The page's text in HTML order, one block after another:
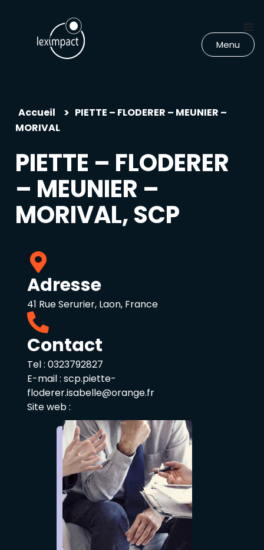
Menu
Accueil > PIETTE – FLODERER – MEUNIER –
MORIVAL
PIETTE – FLODERER
– MEUNIER –
MORIVAL, SCP
Adresse
41 Rue Serurier, Laon, France
Contact
Tel : 0323792827
E-mail : scp.piette-
floderer.isabelle@orange.fr
Site web :